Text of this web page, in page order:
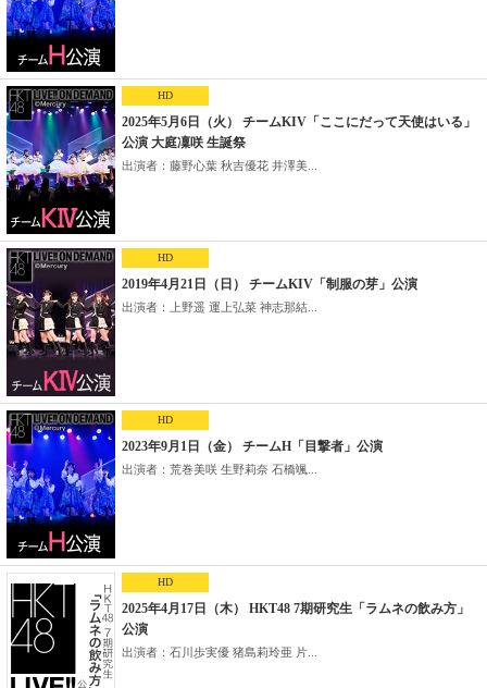
HD
2025年5月6日（火） チームKIV「ここにだって天使はいる」
公演 大庭凜咲 生誕祭
出演者：藤野心葉 秋吉優花 井澤美...
HD
2019年4月21日（日） チームKIV「制服の芽」公演
出演者：上野遥 運上弘菜 神志那結...
HD
2023年9月1日（金） チームH「目撃者」公演
出演者：荒巻美咲 生野莉奈 石橋颯...
HD
2025年4月17日（木） HKT48 7期研究生「ラムネの飲み方」
公演
出演者：石川歩実優 猪島莉玲亜 片...